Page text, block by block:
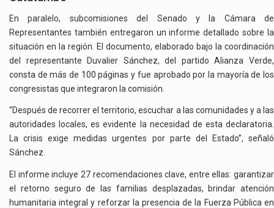
En paralelo, subcomisiones del Senado y la Cámara de
Representantes también entregaron un informe detallado sobre la
situación en la región. El documento, elaborado bajo la coordinación
del representante Duvalier Sánchez, del partido Alianza Verde,
consta de más de 100 páginas y fue aprobado por la mayoría de los
congresistas que integraron la comisión.
“Después de recorrer el territorio, escuchar a las comunidades y a las
autoridades locales, es evidente la necesidad de esta declaratoria.
La crisis exige medidas urgentes por parte del Estado”, señaló
Sánchez.
El informe incluye 27 recomendaciones clave, entre ellas: garantizar
el retorno seguro de las familias desplazadas, brindar atención
humanitaria integral y reforzar la presencia de la Fuerza Pública en